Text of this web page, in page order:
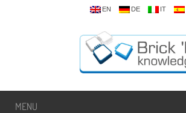
EN DE IT
MENU